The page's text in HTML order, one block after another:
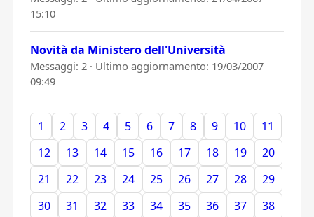
15:10
Novità da Ministero dell'Università
Messaggi: 2 · Ultimo aggiornamento: 19/03/2007
09:49
1 2 3 4 5 6 7 8 9 10
11
12
13 14 15 16 17 18 19
20
21
22 23 24 25 26 27 28
29
30
31 32 33 34 35 36 37 38